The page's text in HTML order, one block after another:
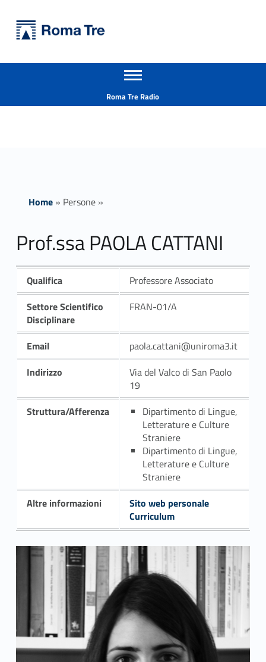
Prof.ssa PAOLA CATTANI - Università Roma Tre
Apri il menu secondario
Roma Tre Radio
Home» Persone»
Prof.ssa PAOLA CATTANI
Qualifica
Professore Associato
Settore Scientifico
Disciplinare
FRAN-01/A
Email
paola.cattani@uniroma3.it
Indirizzo
Via del Valco di San Paolo
19
Struttura/Afferenza
Dipartimento di Lingue,
Letterature e Culture
Straniere
Dipartimento di Lingue,
Letterature e Culture
Straniere
Altre informazioni
Sito web personale
Curriculum